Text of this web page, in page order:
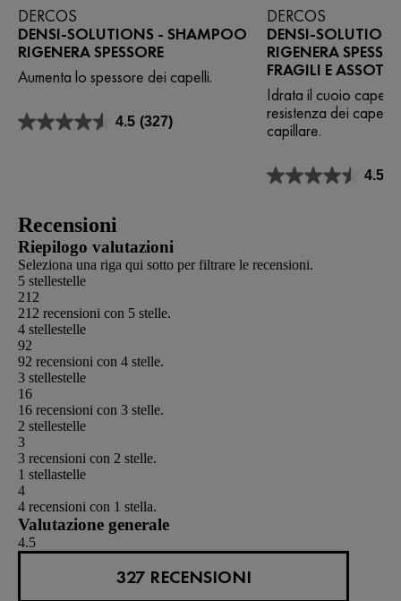
DERCOS
DENSI-SOLUTIONS - SHAMPOO
RIGENERA SPESSORE
Aumenta lo spessore dei capelli.
4.5 (327)
4.5
DERCOS
DENSI-
RIGENERA
FRAGILI E
Idrata il cuoio
resistenza dei capelli
capillare.
4.5
4.5
recensioni
Recensioni
Riepilogo valutazioni
Seleziona una riga qui sotto per filtrare le recensioni.
5 stellestelle
212
212 recensioni con 5 stelle.
4 stellestelle
92
92 recensioni con 4 stelle.
3 stellestelle
16
16 recensioni con 3 stelle.
2 stellestelle
3
3 recensioni con 2 stelle.
1 stellastelle
4
4 recensioni con 1 stella.
Valutazione generale
4.5
327 RECENSIONI